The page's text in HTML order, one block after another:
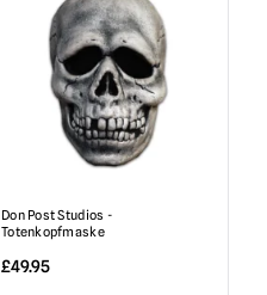
Don Post Studios -
Totenkopfmaske
£49.95